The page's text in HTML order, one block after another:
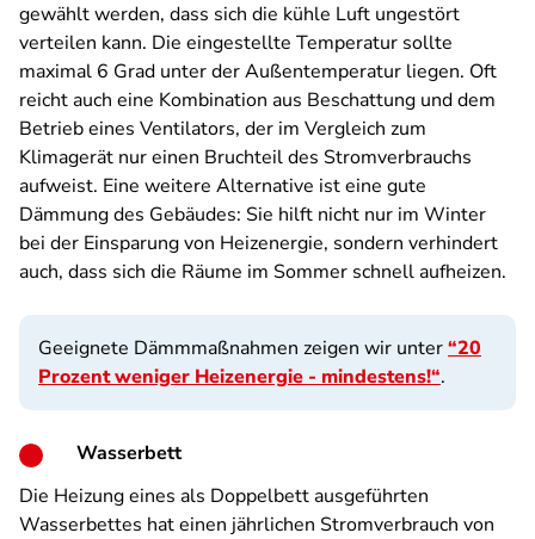
gewählt werden, dass sich die kühle Luft ungestört
verteilen kann. Die eingestellte Temperatur sollte
maximal 6 Grad unter der Außentemperatur liegen. Oft
reicht auch eine Kombination aus Beschattung und dem
Betrieb eines Ventilators, der im Vergleich zum
Klimagerät nur einen Bruchteil des Stromverbrauchs
aufweist. Eine weitere Alternative ist eine gute
Dämmung des Gebäudes: Sie hilft nicht nur im Winter
bei der Einsparung von Heizenergie, sondern verhindert
auch, dass sich die Räume im Sommer schnell aufheizen.
Geeignete Dämmmaßnahmen zeigen wir unter“20
Prozent weniger Heizenergie - mindestens!“.
Wasserbett
Die Heizung eines als Doppelbett ausgeführten
Wasserbettes hat einen jährlichen Stromverbrauch von